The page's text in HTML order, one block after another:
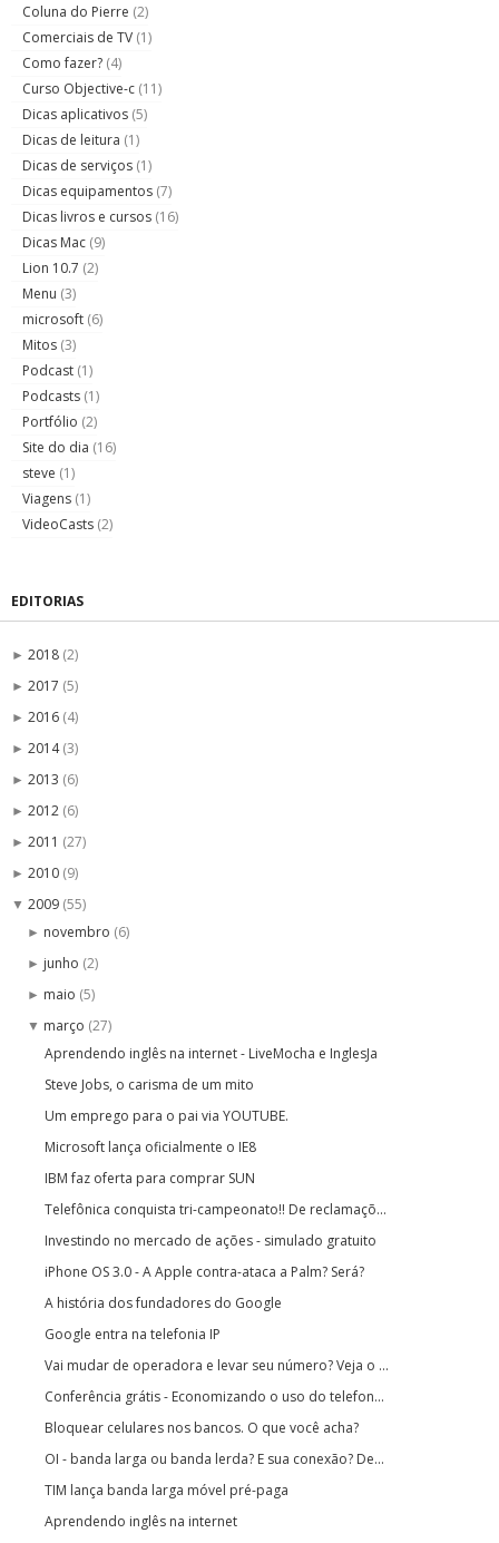
Coluna do Pierre (2)
Comerciais de TV (1)
Como fazer? (4)
Curso Objective-c (11)
Dicas aplicativos (5)
Dicas de leitura (1)
Dicas de serviços (1)
Dicas equipamentos (7)
Dicas livros e cursos (16)
Dicas Mac (9)
Lion 10.7 (2)
Menu (3)
microsoft (6)
Mitos (3)
Podcast (1)
Podcasts (1)
Portfólio (2)
Site do dia (16)
steve (1)
Viagens (1)
VideoCasts (2)
EDITORIAS
► 2018 (2)
► 2017 (5)
► 2016 (4)
► 2014(3)
► 2013 (6)
► 2012 (6)
► 2011 (27)
► 2010 (9)
▼ 2009 (55)
► novembro (6)
► junho (2)
► maio (5)
▼ março (27)
Aprendendo inglês na internet - LiveMocha e InglesJa
Steve Jobs, o carisma de um mito
Um emprego para o pai via YOUTUBE.
Microsoft lança oficialmente o IE8
IBM faz oferta para comprar SUN
Telefônica conquista tri-campeonato!! De reclamaçõ...
Investindo no mercado de ações - simulado gratuito
iPhone OS 3.0 - A Apple contra-ataca a Palm? Será?
A história dos fundadores do Google
Google entra na telefonia IP
Vai mudar de operadora e levar seu número? Veja o ...
Conferência grátis - Economizando o uso do telefon...
Bloquear celulares nos bancos. O que você acha?
OI - banda larga ou banda lerda? E sua conexão? De...
TIM lança banda larga móvel pré-paga
Aprendendo inglês na internet